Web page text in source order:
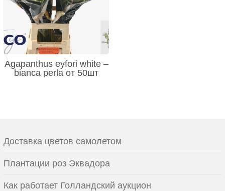
Agapanthus eyfori white –
bianca perla от 50шт
Доставка цветов самолетом
Плантации роз Эквадора
Как работает Голландский аукцион